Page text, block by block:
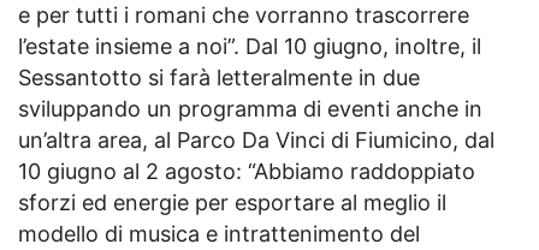
e per tutti i romani che vorranno trascorrere
l’estate insieme a noi”. Dal 10 giugno, inoltre, il
Sessantotto si farà letteralmente in due
sviluppando un programma di eventi anche in
un’altra area, al Parco Da Vinci di Fiumicino, dal
10 giugno al 2 agosto: “Abbiamo raddoppiato
sforzi ed energie per esportare al meglio il
modello di musica e intrattenimento del